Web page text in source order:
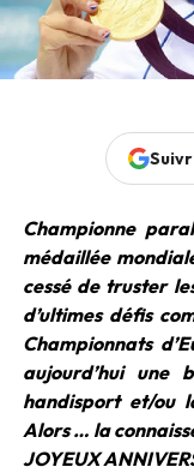
Championne
médaillée
cessé de truster
d’ultimes défis
Championnats
aujourd’hui une
handisport et/ou
Alors … la
JOYEUX